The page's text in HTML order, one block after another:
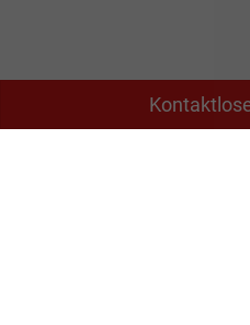
Schäferei 10